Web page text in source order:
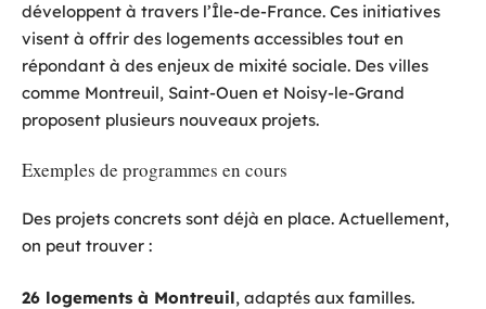
développent à travers l’Île-de-France. Ces initiatives
visent à offrir des logements accessibles tout en
répondant à des enjeux de mixité sociale. Des villes
comme Montreuil, Saint-Ouen et Noisy-le-Grand
proposent plusieurs nouveaux projets.
Exemples de programmes en cours
Des projets concrets sont déjà en place. Actuellement,
on peut trouver :
26 logements à Montreuil, adaptés aux familles.